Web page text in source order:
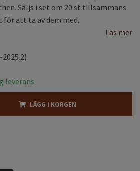
Säljs i set om 20 st tillsammans
att ta av dem med.
Läs mer
leverans
LÄGG I KORGEN